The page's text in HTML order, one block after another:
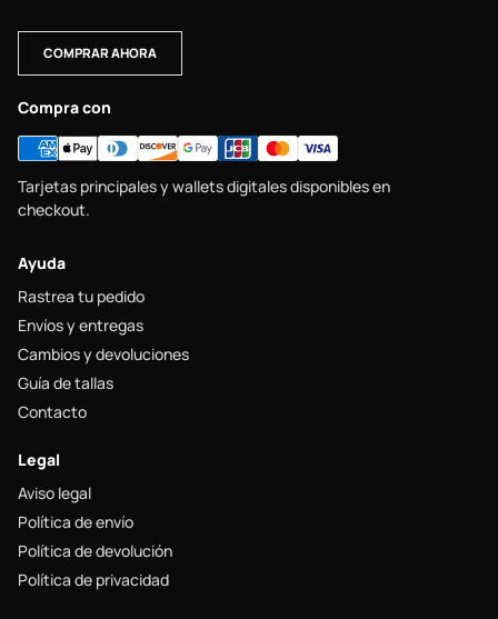
COMPRAR AHORA
Compra con
Tarjetas principales y wallets digitales disponibles en
checkout.
Ayuda
Rastrea tu pedido
Envíos y entregas
Cambios y devoluciones
Guía de tallas
Contacto
Legal
Aviso legal
Política de envío
Política de devolución
Política de privacidad